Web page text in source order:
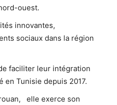
ouest.
innovantes,
sociaux dans la région
faciliter leur intégration
Tunisie depuis 2017.
elle exerce son